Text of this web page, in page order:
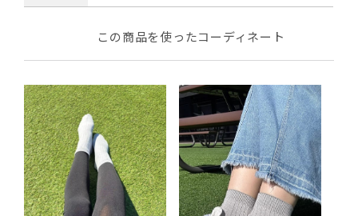
この商品を使ったコーディネート